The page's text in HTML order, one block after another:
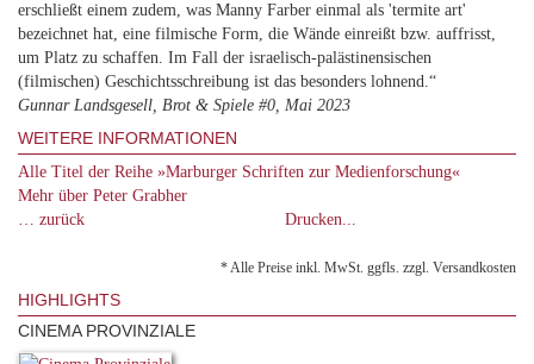
erschließt einem zudem, was Manny Farber einmal als 'termite art'
bezeichnet hat, eine filmische Form, die Wände einreißt bzw. auffrisst,
um Platz zu schaffen. Im Fall der israelisch-palästinensischen
(filmischen) Geschichtsschreibung ist das besonders lohnend.“
Gunnar Landsgesell, Brot & Spiele #0, Mai 2023
WEITERE INFORMATIONEN
Alle Titel der Reihe »Marburger Schriften zur Medienforschung«
Mehr über Peter Grabher
… zurück
Drucken...
* Alle Preise inkl. MwSt. ggfls. zzgl. Versandkosten
HIGHLIGHTS
CINEMA PROVINZIALE